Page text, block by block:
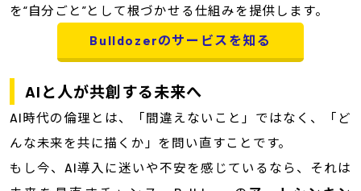
を“自分ごと”として根づかせる仕組みを提供します。
Bulldozerのサービスを知る
AIと人が共創する未来へ
AI時代の倫理とは、「間違えないこと」ではなく、「ど
んな未来を共に描くか」を問い直すことです。
もし今、AI導入に迷いや不安を感じているなら、それは